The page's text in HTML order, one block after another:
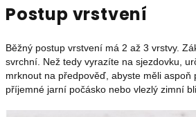
Postup vrstvení
Běžný postup vrstvení má 2 až 3 vrstvy.
svrchní. Než tedy vyrazíte na sjezdovku,
mrknout na předpověď, abyste měli aspoň
příjemné jarní počásko nebo vlezlý zimní